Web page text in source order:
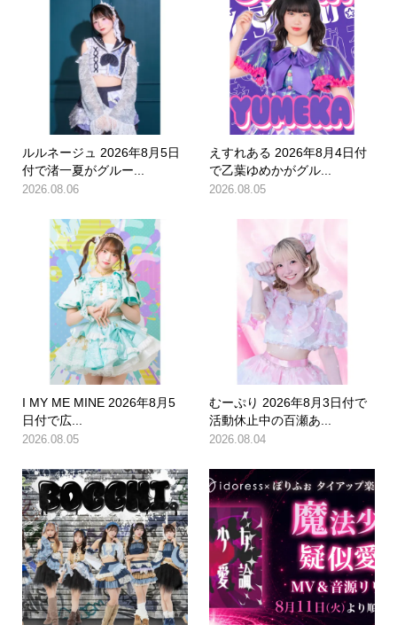
ルルネージュ 2026年8月5日
付で渚一夏がグルー...
2026.08.06
えすれある 2026年8月4日付
で乙葉ゆめかがグル...
2026.08.05
I MY ME MINE 2026年8月5
日付で広...
2026.08.05
むーぷり 2026年8月3日付で
活動休止中の百瀬あ...
2026.08.04